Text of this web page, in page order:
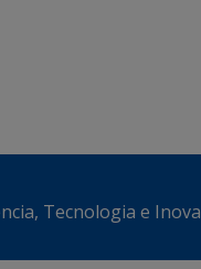
Tecnologia e